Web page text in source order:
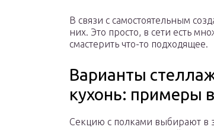
В связи с самостоятельным
них. Это просто, в сети есть
смастерить что-то подходящее.
Варианты
кухонь: примеры
Секцию с полками выбирают в